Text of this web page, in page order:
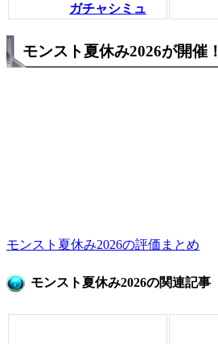
ガチャシミュ
モンスト夏休み2026が開催！
モンスト夏休み2026の評価まとめ
モンスト夏休み2026の関連記事